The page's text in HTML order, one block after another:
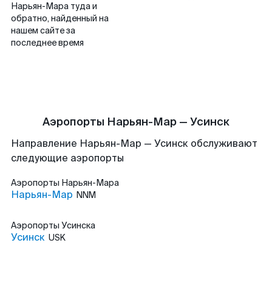
Нарьян-Мара туда и
обратно, найденный на
нашем сайте за
последнее время
Аэропорты Нарьян-Мар — Усинск
Направление Нарьян-Мар — Усинск обслуживают
следующие аэропорты
Аэропорты Нарьян-Мара
Нарьян-Мар NNM
Аэропорты Усинска
Усинск USK